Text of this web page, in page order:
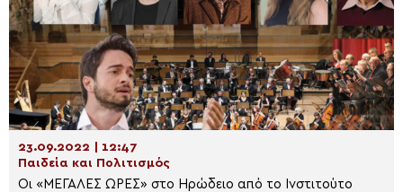
23.09.2022 | 12:47
Παιδεία και Πολιτισμός
Οι «ΜΕΓΑΛΕΣ ΩΡΕΣ» στο Ηρώδειο από το Ινστιτούτο